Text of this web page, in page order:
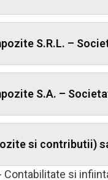
S.R.L. –
S.A. –
si contributii)